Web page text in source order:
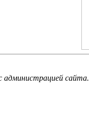
администрацией сайта.